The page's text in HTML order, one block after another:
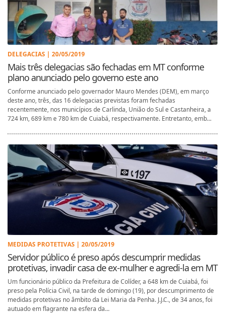
DELEGACIAS | 20/05/2019
Mais três delegacias são fechadas em MT conforme
plano anunciado pelo governo este ano
Conforme anunciado pelo governador Mauro Mendes (DEM), em março
deste ano, três, das 16 delegacias previstas foram fechadas
recentemente, nos municípios de Carlinda, União do Sul e Castanheira, a
724 km, 689 km e 780 km de Cuiabá, respectivamente. Entretanto, emb...
MEDIDAS PROTETIVAS | 20/05/2019
Servidor público é preso após descumprir medidas
protetivas, invadir casa de ex-mulher e agredi-la em MT
Um funcionário público da Prefeitura de Colíder, a 648 km de Cuiabá, foi
preso pela Polícia Civil, na tarde de domingo (19), por descumprimento de
medidas protetivas no âmbito da Lei Maria da Penha. J.J.C., de 34 anos, foi
autuado em flagrante na esfera da...